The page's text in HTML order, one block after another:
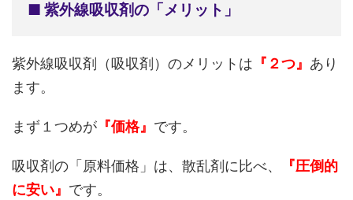
■ 紫外線吸収剤の「メリット」
紫外線吸収剤（吸収剤）のメリットは 『２つ』 あり
ます。
まず１つめが 『価格』 です。
吸収剤の「原料価格」は、散乱剤に比べ、
『圧倒的
に安い』 です。